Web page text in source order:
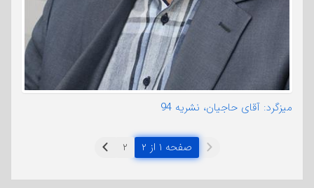
میزگرد: آقای حاجیان، نشریه 94
صفحه ۱ از ۲